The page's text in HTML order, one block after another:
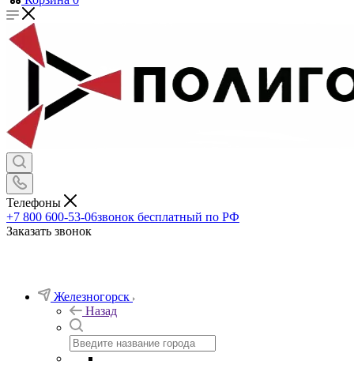
Телефоны
+7 800 600-53-06звонок бесплатный по РФ
Заказать звонок
Железногорск
Назад